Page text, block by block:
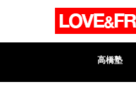
高橋塾